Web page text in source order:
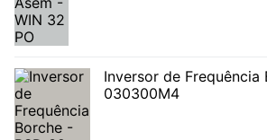
Inversor de Frequência
030300M4